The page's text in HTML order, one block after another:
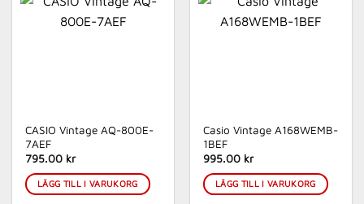
CASIO Vintage AQ-800E-
7AEF
795.00 kr
LÄGG TILL I VARUKORG
Casio Vintage A168WEMB-
1BEF
995.00 kr
LÄGG TILL I VARUKORG